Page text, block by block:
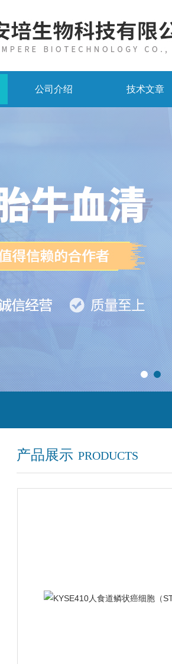
公司介绍 技术文章
产品展示 PRODUCTS